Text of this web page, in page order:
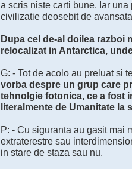
a scris niste carti bune. Iar
civilizatie deosebit de
Dupa cel de-al doilea razboi
relocalizat in Antarctica,
G: - Tot de acolo au preluat si
vorba despre un grup care
tehnolgie fotonica, ce a fost
literalmente de Umanitate la
P: - Cu siguranta au gasit mai
extraterestre sau
in stare de staza sau nu.